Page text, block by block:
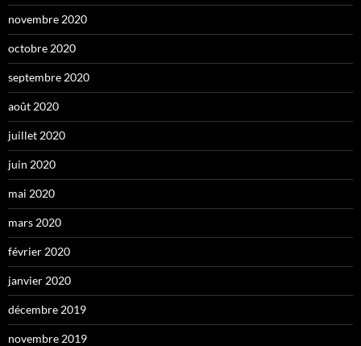
novembre 2020
octobre 2020
septembre 2020
août 2020
juillet 2020
juin 2020
mai 2020
mars 2020
février 2020
janvier 2020
décembre 2019
novembre 2019